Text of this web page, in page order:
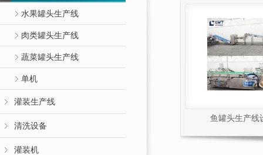
水果罐头生产线
肉类罐头生产线
蔬菜罐头生产线
单机
灌装生产线
清洗设备
灌装机
鱼罐头生产线